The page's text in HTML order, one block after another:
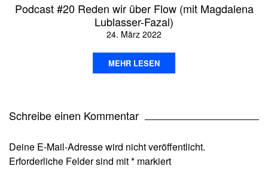
Podcast #20 Reden wir über Flow (mit Magdalena
Lublasser-Fazal)
24. März 2022
MEHR LESEN
Schreibe einen Kommentar
Deine E-Mail-Adresse wird nicht veröffentlicht.
Erforderliche Felder sind mit* markiert